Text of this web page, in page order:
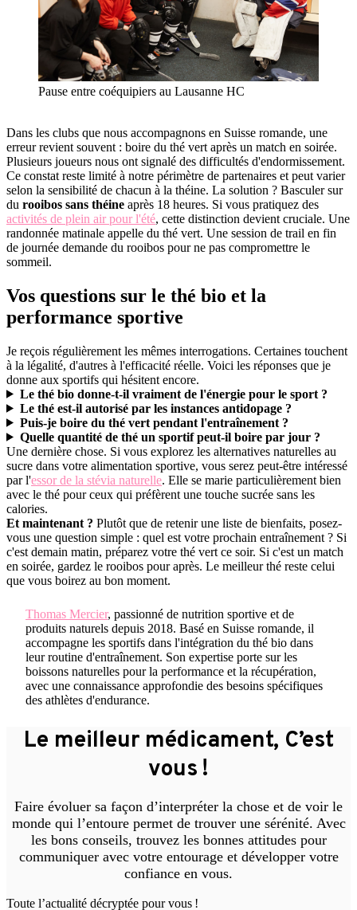
Pause entre coéquipiers au Lausanne HC
Dans les clubs que nous accompagnons en Suisse romande, une
erreur revient souvent : boire du thé vert après un match en soirée.
Plusieurs joueurs nous ont signalé des difficultés d'endormissement.
Ce constat reste limité à notre périmètre de partenaires et peut varier
selon la sensibilité de chacun à la théine. La solution ? Basculer sur
du rooibos sans théine après 18 heures. Si vous pratiquez des
activités de plein air pour l'été, cette distinction devient cruciale. Une
randonnée matinale appelle du thé vert. Une session de trail en fin
de journée demande du rooibos pour ne pas compromettre le
sommeil.
Vos questions sur le thé bio et la
performance sportive
Je reçois régulièrement les mêmes interrogations. Certaines touchent
à la légalité, d'autres à l'efficacité réelle. Voici les réponses que je
donne aux sportifs qui hésitent encore.
Le thé bio donne-t-il vraiment de l'énergie pour le sport ?
Le thé est-il autorisé par les instances antidopage ?
Puis-je boire du thé vert pendant l'entraînement ?
Quelle quantité de thé un sportif peut-il boire par jour ?
Une dernière chose. Si vous explorez les alternatives naturelles au
sucre dans votre alimentation sportive, vous serez peut-être intéressé
par l'essor de la stévia naturelle. Elle se marie particulièrement bien
avec le thé pour ceux qui préfèrent une touche sucrée sans les
calories.
Et maintenant ? Plutôt que de retenir une liste de bienfaits, posez-
vous une question simple : quel est votre prochain entraînement ? Si
c'est demain matin, préparez votre thé vert ce soir. Si c'est un match
en soirée, gardez le rooibos pour après. Le meilleur thé reste celui
que vous boirez au bon moment.
Thomas Mercier, passionné de nutrition sportive et de
produits naturels depuis 2018. Basé en Suisse romande, il
accompagne les sportifs dans l'intégration du thé bio dans
leur routine d'entraînement. Son expertise porte sur les
boissons naturelles pour la performance et la récupération,
avec une connaissance approfondie des besoins spécifiques
des athlètes d'endurance.
Le meilleur médicament, C’est
vous !
Faire évoluer sa façon d’interpréter la chose et de voir le
monde qui l’entoure permet de trouver une sérénité. Avec
les bons conseils, trouvez les bonnes attitudes pour
communiquer avec votre entourage et développer votre
confiance en vous.
Toute l’actualité décryptée pour vous !